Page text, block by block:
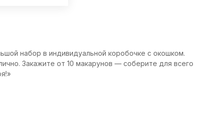
набор в индивидуальной коробочке с окошком.
Закажите от 10 макарунов — соберите для всего